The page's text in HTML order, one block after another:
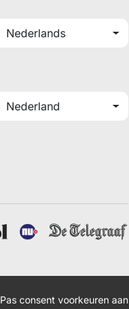
Nederlands
Nederland
Pas consent voorkeuren aan